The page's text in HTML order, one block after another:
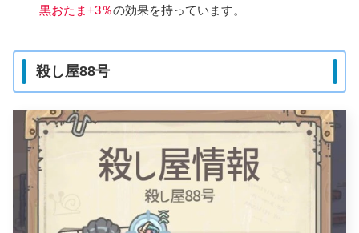
黒おたま+3％の効果を持っています。
殺し屋88号